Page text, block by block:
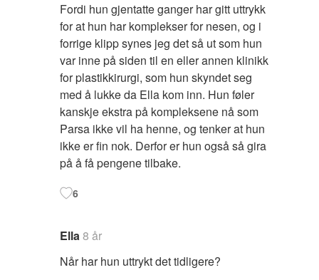
Fordi hun gjentatte ganger har gitt uttrykk
for at hun har komplekser for nesen, og i
forrige klipp synes jeg det så ut som hun
var inne på siden til en eller annen klinikk
for plastikkirurgi, som hun skyndet seg
med å lukke da Ella kom inn. Hun føler
kanskje ekstra på kompleksene nå som
Parsa ikke vil ha henne, og tenker at hun
ikke er fin nok. Derfor er hun også så gira
på å få pengene tilbake.
6
Ella8 år
Når har hun uttrykt det tidligere?